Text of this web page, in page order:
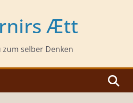
Ætt
zum selber Denken